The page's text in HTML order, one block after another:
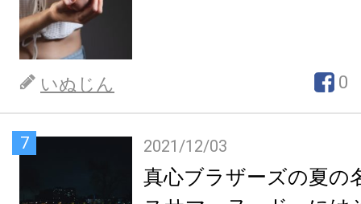
いぬじん 0
7 2021/12/03
真心ブラザーズの夏の